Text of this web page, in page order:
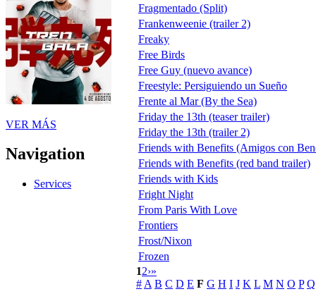
VER MÁS
Navigation
Services
Fragmentado (Split)
Frankenweenie (trailer 2)
Freaky
Free Birds
Free Guy (nuevo avance)
Freestyle: Persiguiendo un Sueño
Frente al Mar (By the Sea)
Friday the 13th (teaser trailer)
Friday the 13th (trailer 2)
Friends with Benefits (Amigos con
Friends with Benefits (red band trailer)
Friends with Kids
Fright Night
From Paris With Love
Frontiers
Frost/Nixon
Frozen
12›»
#A B C D E F G H I J K L M N O P Q